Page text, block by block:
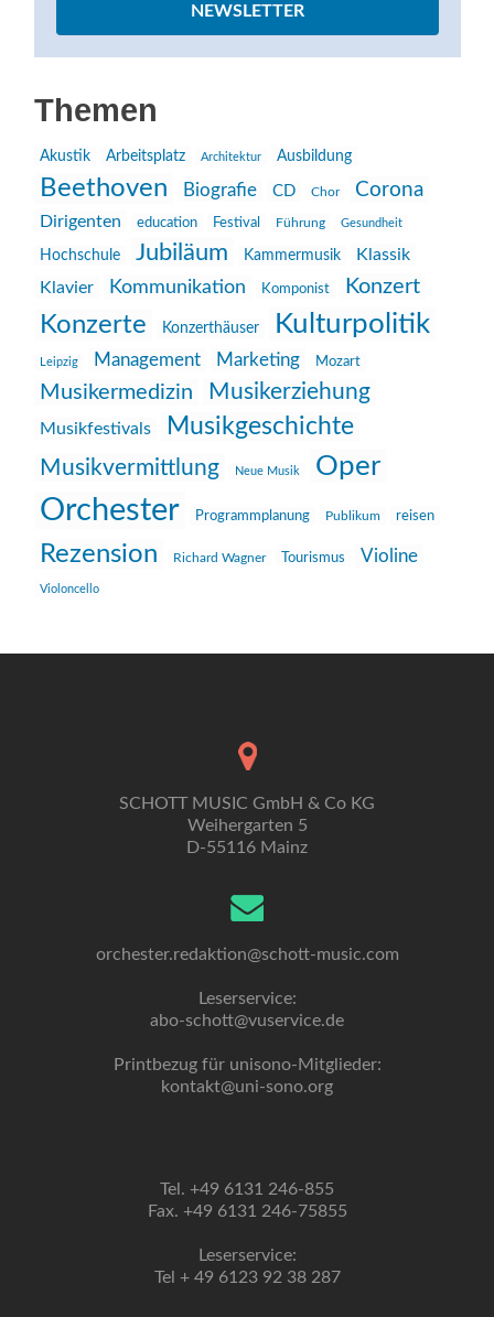
NEWSLETTER
Themen
Akustik Arbeitsplatz Architektur Ausbildung
Beethoven Biografie CD Chor Corona
Dirigenten education Festival Führung Gesundheit
Hochschule Jubiläum Kammermusik
Klassik
Klavier
Kommunikation Komponist Konzert
Konzerte Konzerthäuser Kulturpolitik
Leipzig Management Marketing Mozart
Musikermedizin Musikerziehung
Musikfestivals Musikgeschichte
Musikvermittlung Neue Musik Oper
Orchester Programmplanung Publikum reisen
Rezension Richard Wagner Tourismus Violine
Violoncello
SCHOTT MUSIC GmbH & Co KG
Weihergarten 5
D-55116 Mainz
orchester.redaktion@schott-music.com
Leserservice:
abo-schott@vuservice.de
Printbezug für unisono-Mitglieder:
kontakt@uni-sono.org
Tel. +49 6131 246-855
Fax. +49 6131 246-75855
Leserservice:
Tel + 49 6123 92 38 287